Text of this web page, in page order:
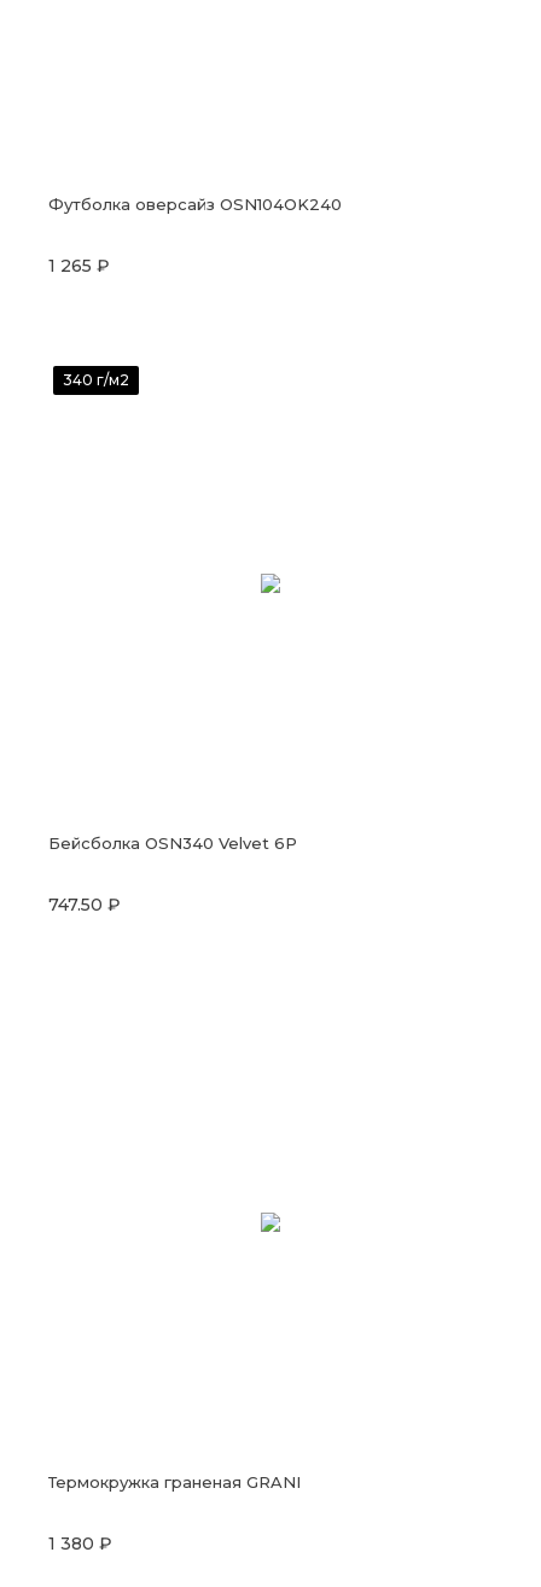
Футболка оверсайз OSN104OK240
1 265 ₽
340 г/м2
Бейсболка OSN340 Velvet 6P
747.50 ₽
Термокружка граненая GRANI
1 380 ₽